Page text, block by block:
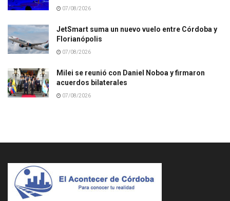
07/08/2026
JetSmart suma un nuevo vuelo entre Córdoba y
Florianópolis
07/08/2026
Milei se reunió con Daniel Noboa y firmaron
acuerdos bilaterales
07/08/2026